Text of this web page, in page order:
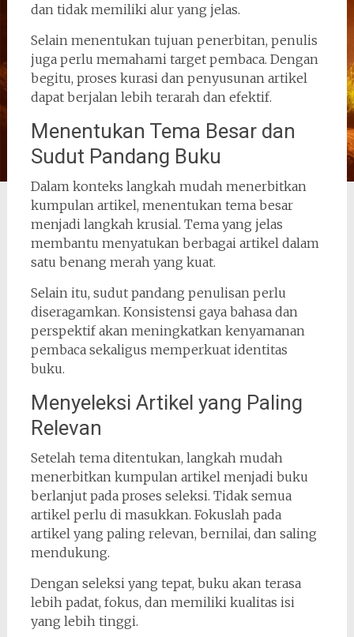
dan tidak memiliki alur yang jelas.
Selain menentukan tujuan penerbitan, penulis
juga perlu memahami target pembaca. Dengan
begitu, proses kurasi dan penyusunan artikel
dapat berjalan lebih terarah dan efektif.
Menentukan Tema Besar dan
Sudut Pandang Buku
Dalam konteks langkah mudah menerbitkan
kumpulan artikel, menentukan tema besar
menjadi langkah krusial. Tema yang jelas
membantu menyatukan berbagai artikel dalam
satu benang merah yang kuat.
Selain itu, sudut pandang penulisan perlu
diseragamkan. Konsistensi gaya bahasa dan
perspektif akan meningkatkan kenyamanan
pembaca sekaligus memperkuat identitas
buku.
Menyeleksi Artikel yang Paling
Relevan
Setelah tema ditentukan, langkah mudah
menerbitkan kumpulan artikel menjadi buku
berlanjut pada proses seleksi. Tidak semua
artikel perlu di masukkan. Fokuslah pada
artikel yang paling relevan, bernilai, dan saling
mendukung.
Dengan seleksi yang tepat, buku akan terasa
lebih padat, fokus, dan memiliki kualitas isi
yang lebih tinggi.